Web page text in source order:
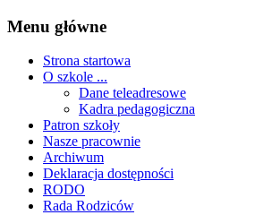
Menu główne
Strona startowa
O szkole ...
Dane teleadresowe
Kadra pedagogiczna
Patron szkoły
Nasze pracownie
Archiwum
Deklaracja dostępności
RODO
Rada Rodziców